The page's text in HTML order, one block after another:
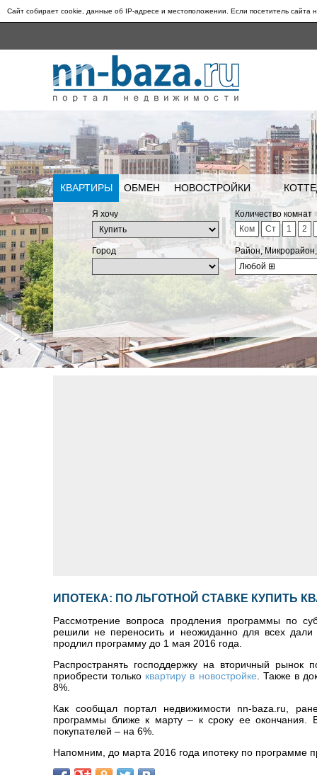
Сайт собирает cookie, данные об IP-адресе и местоположении. Если посетитель сайта
КВАРТИРЫ ОБМЕН НОВОСТРОЙКИ
Я хочу
Количество комнат
Ком
Ст 1 2
Город
Район,
Любой ⊞
ИПОТЕКА: ПО ЛЬГОТНОЙ СТАВКЕ КУПИТЬ
Рассмотрение вопроса продления программы по
решили не переносить и неожиданно для всех
продлил программу до 1 мая 2016 года.
Распространять господдержку на вторичный
приобрести только квартиру в новостройке. Также в
8%.
Как сообщал портал недвижимости nn-baza.ru,
программы ближе к марту – к сроку ее окончания.
покупателей – на 6%.
Напомним, до марта 2016 года ипотеку по программе